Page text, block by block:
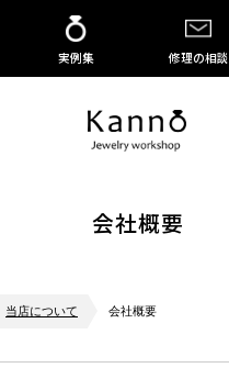
実例集 修理の相談
会社概要
当店について 会社概要